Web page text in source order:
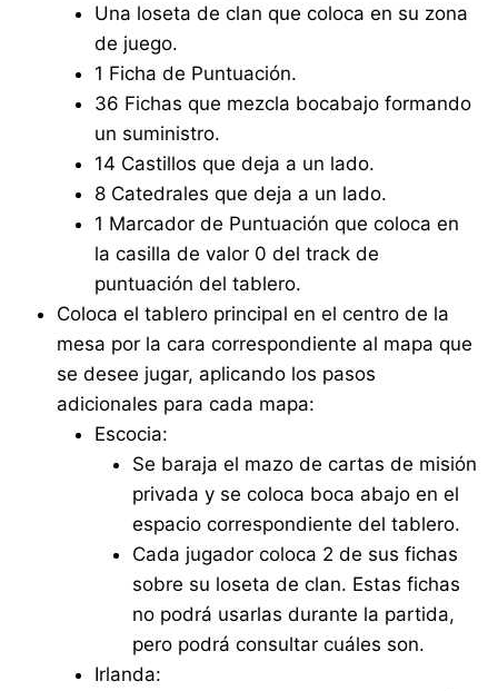
Una loseta de clan que coloca en su zona
de juego.
1 Ficha de Puntuación.
36 Fichas que mezcla bocabajo formando
un suministro.
14 Castillos que deja a un lado.
8 Catedrales que deja a un lado.
1 Marcador de Puntuación que coloca en
la casilla de valor 0 del track de
puntuación del tablero.
Coloca el tablero principal en el centro de la
mesa por la cara correspondiente al mapa que
se desee jugar, aplicando los pasos
adicionales para cada mapa:
Escocia:
Se baraja el mazo de cartas de misión
privada y se coloca boca abajo en el
espacio correspondiente del tablero.
Cada jugador coloca 2 de sus fichas
sobre su loseta de clan. Estas fichas
no podrá usarlas durante la partida,
pero podrá consultar cuáles son.
Irlanda: